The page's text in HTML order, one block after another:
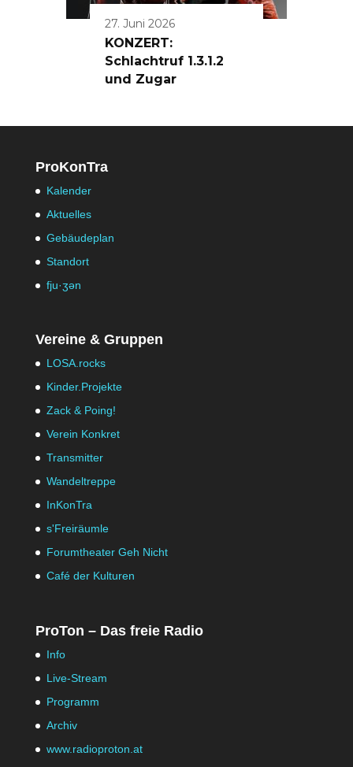
27. Juni 2026
KONZERT:
Schlachtruf 1.3.1.2
und Zugar
ProKonTra
Kalender
Aktuelles
Gebäudeplan
Standort
fju·ʒən
Vereine & Gruppen
LOSA.rocks
Kinder.Projekte
Zack & Poing!
Verein Konkret
Transmitter
Wandeltreppe
InKonTra
s'Freiräumle
Forumtheater Geh Nicht
Café der Kulturen
ProTon – Das freie Radio
Info
Live-Stream
Programm
Archiv
www.radioproton.at